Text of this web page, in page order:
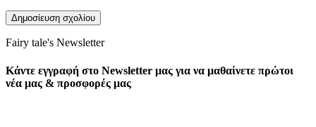
Fairy tale's Newsletter
Κάντε εγγραφή στο Newsletter μας για να μαθαίνετε πρώτοι
νέα μας & προσφορές μας